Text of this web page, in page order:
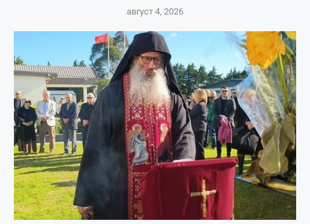
август 4, 2026